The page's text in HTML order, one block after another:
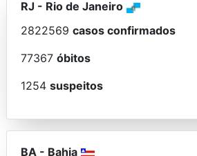
RJ - Rio de Janeiro
2822569 casos confirmados
77367 óbitos
1254 suspeitos
BA - Bahia